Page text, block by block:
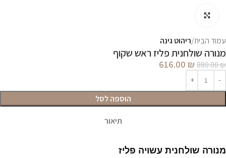
עמוד הבית ריהוט גינה
מנורה שולחנית פליז ראש שקוף
880.00₪
616.00 ₪
הוספה לסל
תיאור
מנורה שולחנית עשויה פליז